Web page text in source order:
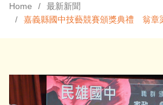
Home
最新新聞
嘉義縣國中技藝競賽頒獎典禮 翁章